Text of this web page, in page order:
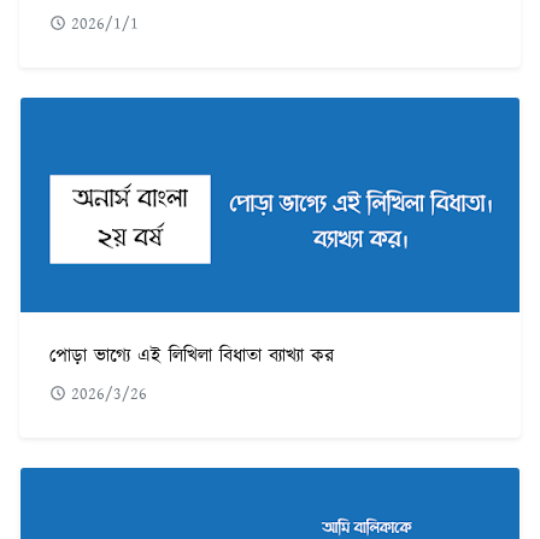
2026/1/1
পোড়া ভাগ্যে এই লিখিলা বিধাতা ব্যাখ্যা কর
2026/3/26